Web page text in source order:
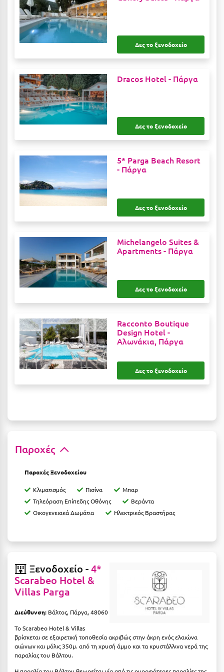
Κοζάνη
Κοκκώνι Κορινθίας
Κομοτηνή
Κόνιτσα
Κόρινθος
Κορώνη
Κουρούτα Ηλείας
Κουφονήσια
Κρήτη
Κρουαζιέρες
Κύθηρα
Κυπαρισσία
Κύπρος
Κως
Λαγκάδια
Λακόπετρα Αχαΐας
Λευκάδα
Λήμνος
Λίμνη Πλαστήρα
Λιτόχωρο
Λουτρά Υπάτης
Λουτράκι
Λούτσα
Μ
Μάνη
Μαραθώνας Αττικής
Μαρώνεια
Δες το ξενοδοχείο
Dracos Hotel - Πάργα
Δες το ξενοδοχείο
5* Parga Beach Resort
- Πάργα
Δες το ξενοδοχείο
Michelangelo Suites &
Apartments - Πάργα
Δες το ξενοδοχείο
Racconto Boutique
Design Hotel -
Αλωνάκια, Πάργα
Δες το ξενοδοχείο
Παροχές
Παροχές Ξενοδοχείου
Κλιματισμός Πισίνα
Μπαρ
Τηλεόραση Επίπεδης Οθόνης
Βεράντα
Οικογενειακά Δωμάτια
Ηλεκτρικός Βραστήρας
Ξενοδοχείο -4*
Scarabeo Hotel &
Villas Parga
Διεύθυνση: Βάλτος, Πάργα, 48060
ΤοScarabeo Hotel&Villas
βρίσκεται σε εξαιρετική τοποθεσία ακριβώς στην άκρη ενός ελαιώνα
αιώνων και μόλις 350μ. από τη χρυσή άμμο και τα κρυστάλλινα νερά της
παραλίας του Βάλτου.